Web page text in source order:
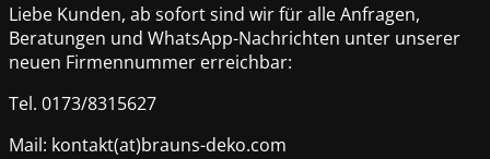
Liebe Kunden, ab sofort sind wir für alle Anfragen,
Beratungen und WhatsApp-Nachrichten unter unserer
neuen Firmennummer erreichbar:
Tel. 0173/8315627
Mail: kontakt(at)brauns-deko.com